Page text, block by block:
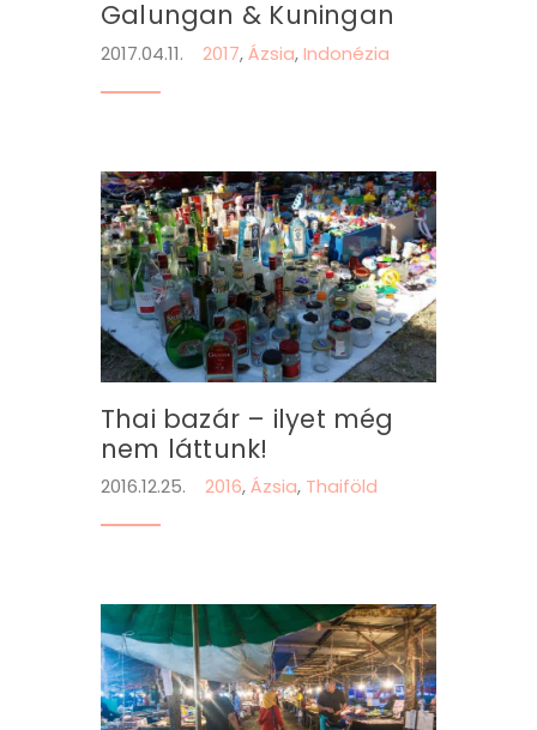
Galungan & Kuningan
2017.04.11. 2017,Ázsia,Indonézia
Thai bazár – ilyet még
nem láttunk!
2016.12.25. 2016,Ázsia, Thaiföld